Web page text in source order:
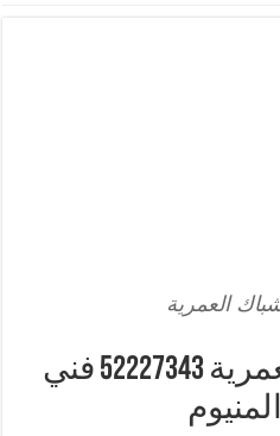
العمرية
فني شتر شباك العمرية 52227343 فني